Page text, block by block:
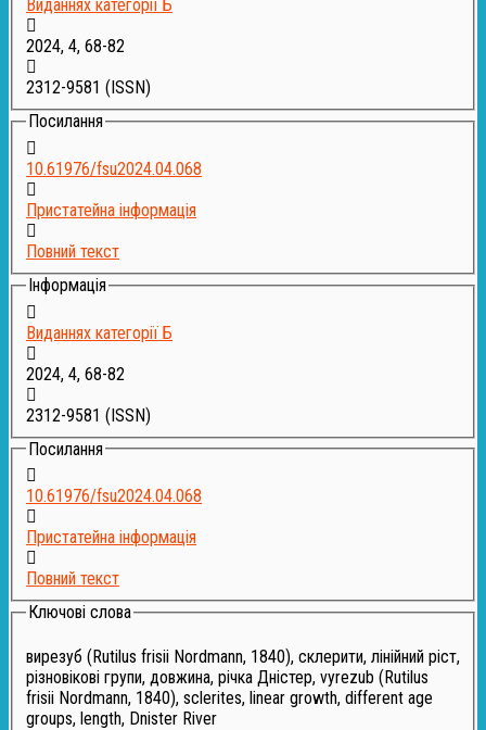
Виданнях категорії Б
2024, 4, 68-82
2312-9581 (ISSN)
Посилання
10.61976/fsu2024.04.068
Пристатейна інформація
Повний текст
Інформація
Виданнях категорії Б
2024, 4, 68-82
2312-9581 (ISSN)
Посилання
10.61976/fsu2024.04.068
Пристатейна інформація
Повний текст
Ключові слова
вирезуб (Rutilus frisii Nordmann, 1840), склерити, лінійний ріст,
різновікові групи, довжина, річка Дністер, vyrezub (Rutilus
frisii Nordmann, 1840), sclerites, linear growth, different age
groups, length, Dnister River